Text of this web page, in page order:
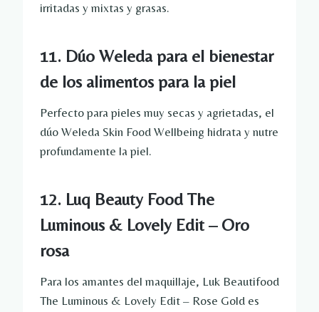
irritadas y mixtas y grasas.
11. Dúo Weleda para el bienestar
de los alimentos para la piel
Perfecto para pieles muy secas y agrietadas, el
dúo Weleda Skin Food Wellbeing hidrata y nutre
profundamente la piel.
12. Luq Beauty Food The
Luminous & Lovely Edit – Oro
rosa
Para los amantes del maquillaje, Luk Beautifood
The Luminous & Lovely Edit – Rose Gold es